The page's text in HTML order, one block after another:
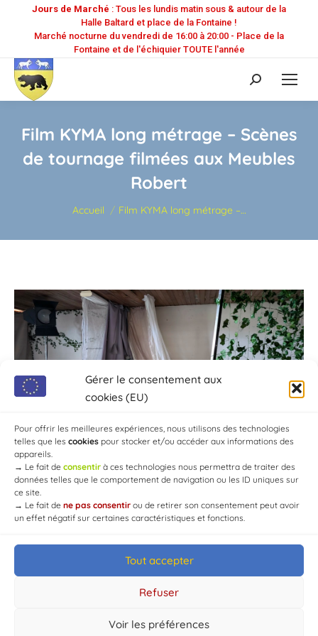
Gérer le consentement aux
cookies (EU)
Pour offrir les meilleures expériences, nous utilisons des technologies
telles que les cookies pour stocker et/ou accéder aux informations des
appareils.
→ Le fait de consentir à ces technologies nous permettra de traiter des
données telles que le comportement de navigation ou les ID uniques sur
ce site.
→ Le fait de ne pas consentir ou de retirer son consentement peut avoir
un effet négatif sur certaines caractéristiques et fonctions.
Tout accepter
Refuser
Voir les préférences
Jours de Marché : Tous les lundis matin sous & autour de la
Halle Baltard et place de la Fontaine !
Marché nocturne du vendredi de 16:00 à 20:00 - Place de la
Fontaine et de l'échiquier TOUTE l'année
Recherche
:
Film KYMA long métrage – Scènes
de tournage filmées aux Meubles
Robert
Vous êtes ici :
Accueil Film KYMA long métrage –…
© Mairie de Chaource [2004-2024] | Tous droits réservés.
Developed byWEB3-DESIGN